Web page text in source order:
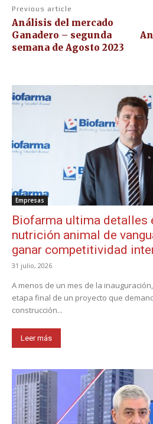
Previous article
Análisis del mercado
Ganadero – segunda
semana de Agosto 2023
Empresas
Biofarma ultima detalles
nutrición animal de
ganar competitividad
31 julio, 2026
A menos de un mes de la
etapa final de un proyecto que
construcción...
Leer más